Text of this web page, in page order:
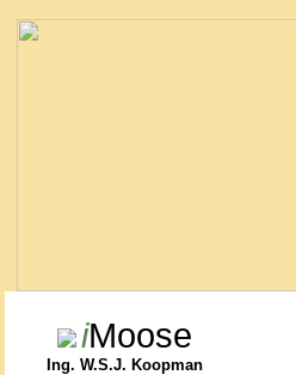
iMoose
Ing. W.S.J. Koopman